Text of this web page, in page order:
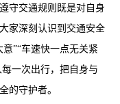
守交通规则既是对自身
家深刻认识到交通安全
”“车速快一点无关紧
一次出行，把自身与
的守护者。